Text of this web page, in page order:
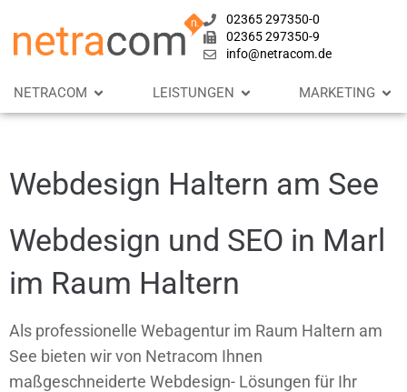
02365 297350-0
02365 297350-9
info@netracom.de
NETRACOM LEISTUNGEN MARKETING
Webdesign Haltern am See
Webdesign und SEO in Marl
im Raum Haltern
Als professionelle Webagentur im Raum Haltern am
See bieten wir von Netracom Ihnen
maßgeschneiderte Webdesign- Lösungen für Ihr